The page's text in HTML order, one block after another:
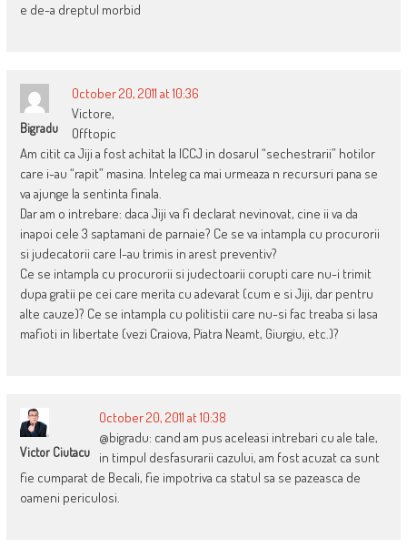
e de-a dreptul morbid
Bigradu
October 20, 2011 at 10:36
Victore,
Offtopic
Am citit ca Jiji a fost achitat la ICCJ in dosarul “sechestrarii” hotilor
care i-au “rapit” masina. Inteleg ca mai urmeaza n recursuri pana se
va ajunge la sentinta finala.
Dar am o intrebare: daca Jiji va fi declarat nevinovat, cine ii va da
inapoi cele 3 saptamani de parnaie? Ce se va intampla cu procurorii
si judecatorii care l-au trimis in arest preventiv?
Ce se intampla cu procurorii si judectoarii corupti care nu-i trimit
dupa gratii pe cei care merita cu adevarat (cum e si Jiji, dar pentru
alte cauze)? Ce se intampla cu politistii care nu-si fac treaba si lasa
mafioti in libertate (vezi Craiova, Piatra Neamt, Giurgiu, etc.)?
Victor Ciutacu
October 20, 2011 at 10:38
@bigradu: cand am pus aceleasi intrebari cu ale tale,
in timpul desfasurarii cazului, am fost acuzat ca sunt
fie cumparat de Becali, fie impotriva ca statul sa se pazeasca de
oameni periculosi.